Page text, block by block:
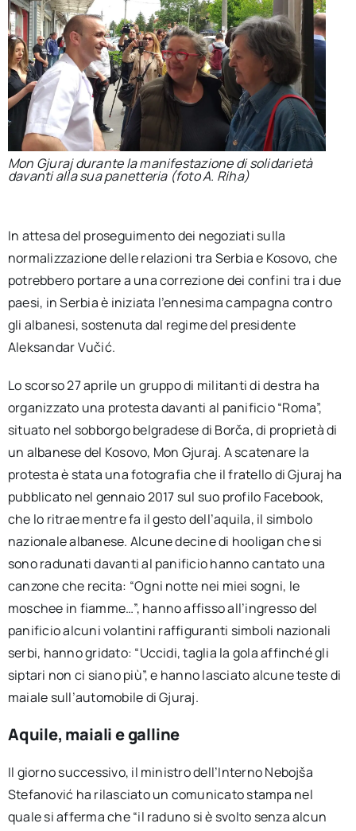
Mon Gjuraj durante la manifestazione di solidarietà
davanti alla sua panetteria (foto A. Riha)
In attesa del proseguimento dei negoziati sulla
normalizzazione delle relazioni tra Serbia e Kosovo, che
potrebbero portare a una correzione dei confini tra i due
paesi, in Serbia è iniziata l’ennesima campagna contro
gli albanesi, sostenuta dal regime del presidente
Aleksandar Vučić.
Lo scorso 27 aprile un gruppo di militanti di destra ha
organizzato una protesta davanti al panificio “Roma”,
situato nel sobborgo belgradese di Borča, di proprietà di
un albanese del Kosovo, Mon Gjuraj. A scatenare la
protesta è stata una fotografia che il fratello di Gjuraj ha
pubblicato nel gennaio 2017 sul suo profilo Facebook,
che lo ritrae mentre fa il gesto dell’aquila, il simbolo
nazionale albanese. Alcune decine di hooligan che si
sono radunati davanti al panificio hanno cantato una
canzone che recita: “Ogni notte nei miei sogni, le
moschee in fiamme…”, hanno affisso all’ingresso del
panificio alcuni volantini raffiguranti simboli nazionali
serbi, hanno gridato: “Uccidi, taglia la gola affinché gli
siptari non ci siano più”, e hanno lasciato alcune teste di
maiale sull’automobile di Gjuraj.
Aquile, maiali e galline
Il giorno successivo, il ministro dell’Interno Nebojša
Stefanović ha rilasciato un comunicato stampa nel
quale si afferma che “il raduno si è svolto senza alcun